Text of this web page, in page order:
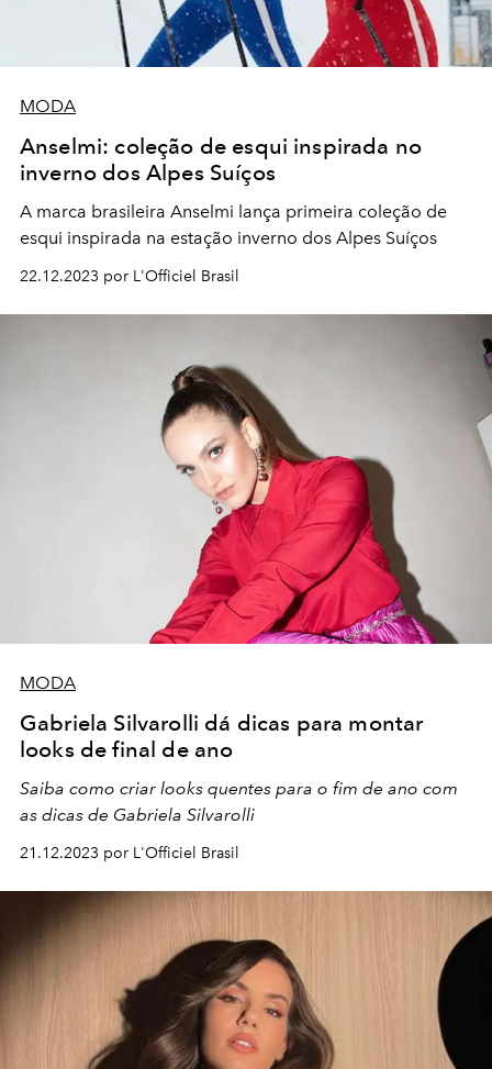
MODA
Anselmi: coleção de esqui inspirada no
inverno dos Alpes Suíços
A marca brasileira Anselmi lança primeira coleção de
esqui inspirada na estação inverno dos Alpes Suíços
22.12.2023 por L'Officiel Brasil
MODA
Gabriela Silvarolli dá dicas para montar
looks de final de ano
Saiba como criar looks quentes para o fim de ano com
as dicas de Gabriela Silvarolli
21.12.2023 por L'Officiel Brasil